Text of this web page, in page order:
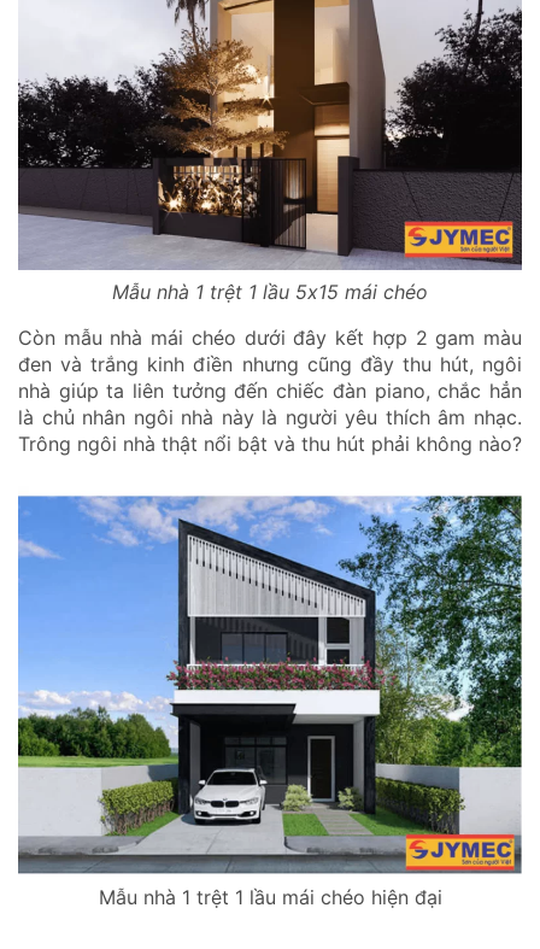
Mẫu nhà 1 trệt 1 lầu 5x15 mái chéo
Còn mẫu nhà mái chéo dưới đây kết hợp 2 gam màu
đen và trắng kinh điền nhưng cũng đầy thu hút, ngôi
nhà giúp ta liên tưởng đến chiếc đàn piano, chắc hẳn
là chủ nhân ngôi nhà này là người yêu thích âm nhạc.
Trông ngôi nhà thật nổi bật và thu hút phải không nào?
Mẫu nhà 1 trệt 1 lầu mái chéo hiện đại